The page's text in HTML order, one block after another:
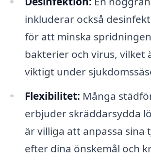
inkluderar också
för att minska
bakterier och virus, vilket
viktigt under
Flexibilitet: Många
erbjuder skräddarsydda
är villiga att anpassa sina
efter dina önskemål och